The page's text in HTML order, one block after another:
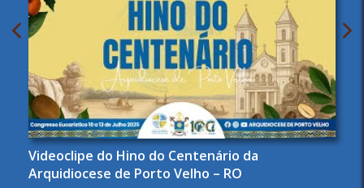
Videoclipe do Hino do Centenário da
Arquidiocese de Porto Velho – RO